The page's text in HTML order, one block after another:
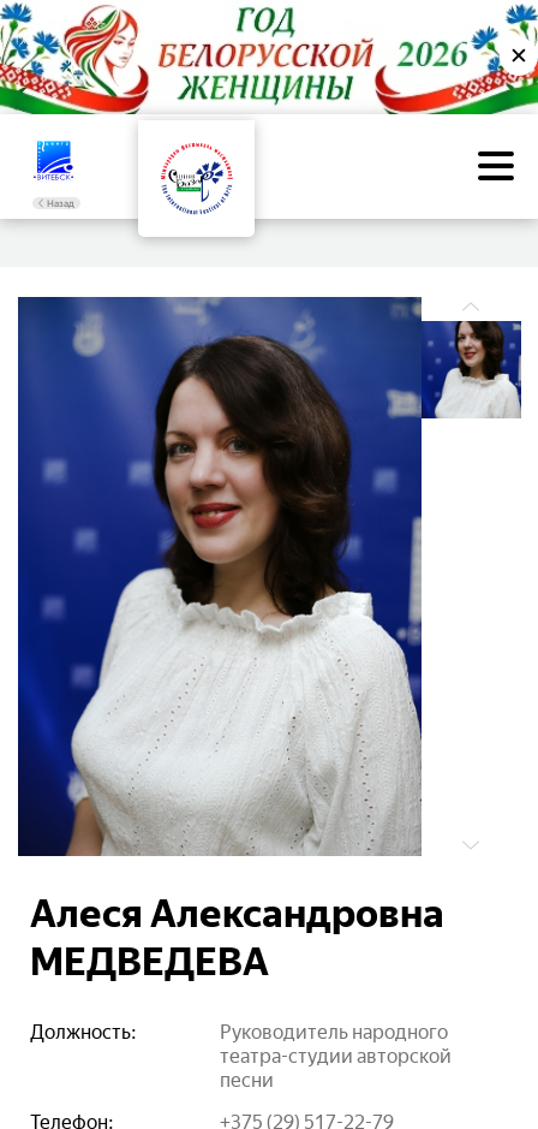
✕
Назад
Алеся Александровна
МЕДВЕДЕВА
Должность:
Руководитель народного
театра-студии авторской
песни
Телефон:
+375 (29) 517-22-79